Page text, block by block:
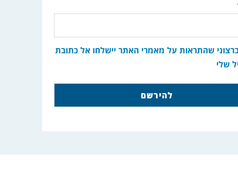
שהתראות על מאמרי האתר יישלחו אל כתובת
שלי